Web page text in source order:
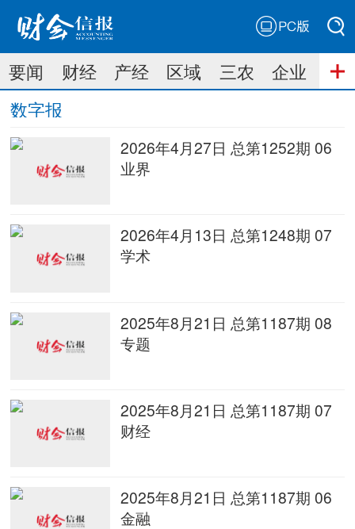
搜索
搜索
要闻 财经 产经 区域 三农
企业
数字报
2026年4月27日 总第1252期 06
业界
2026年4月13日 总第1248期 07
学术
2025年8月21日 总第1187期 08
专题
2025年8月21日 总第1187期 07
财经
2025年8月21日 总第1187期 06
金融